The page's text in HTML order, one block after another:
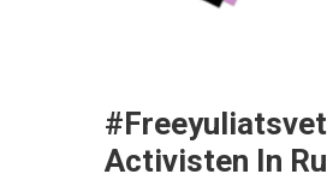
Activisten In